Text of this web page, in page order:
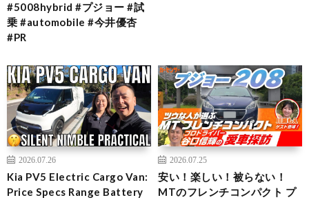
#5008hybrid #プジョー #試
乗 #automobile #今井優杏
#PR
2026.07.26
Kia PV5 Electric Cargo Van:
Price Specs Range Battery
2026.07.25
安い！楽しい！被らない！
MTのフレンチコンパクト プ